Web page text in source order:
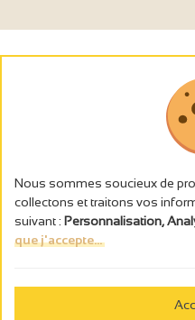
L’abus d’alcool est
Nous sommes soucieux de
collectons et traitons vos
suivant : Personnalisation,
que j'accepte...